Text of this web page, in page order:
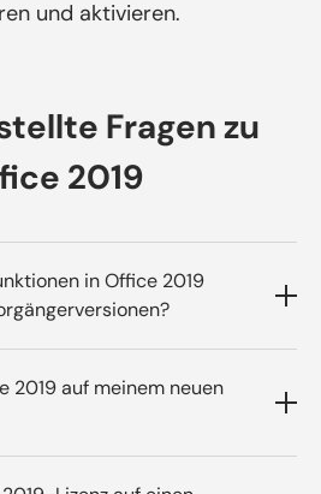
und aktivieren.
Fragen zu
2019
in Office 2019
Funktionen wie eine
in Word,
2D-Karten in Excel,
2019 auf meinem neuen
neuen Computer